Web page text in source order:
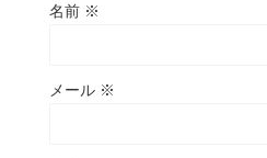
名前 ※
メール ※